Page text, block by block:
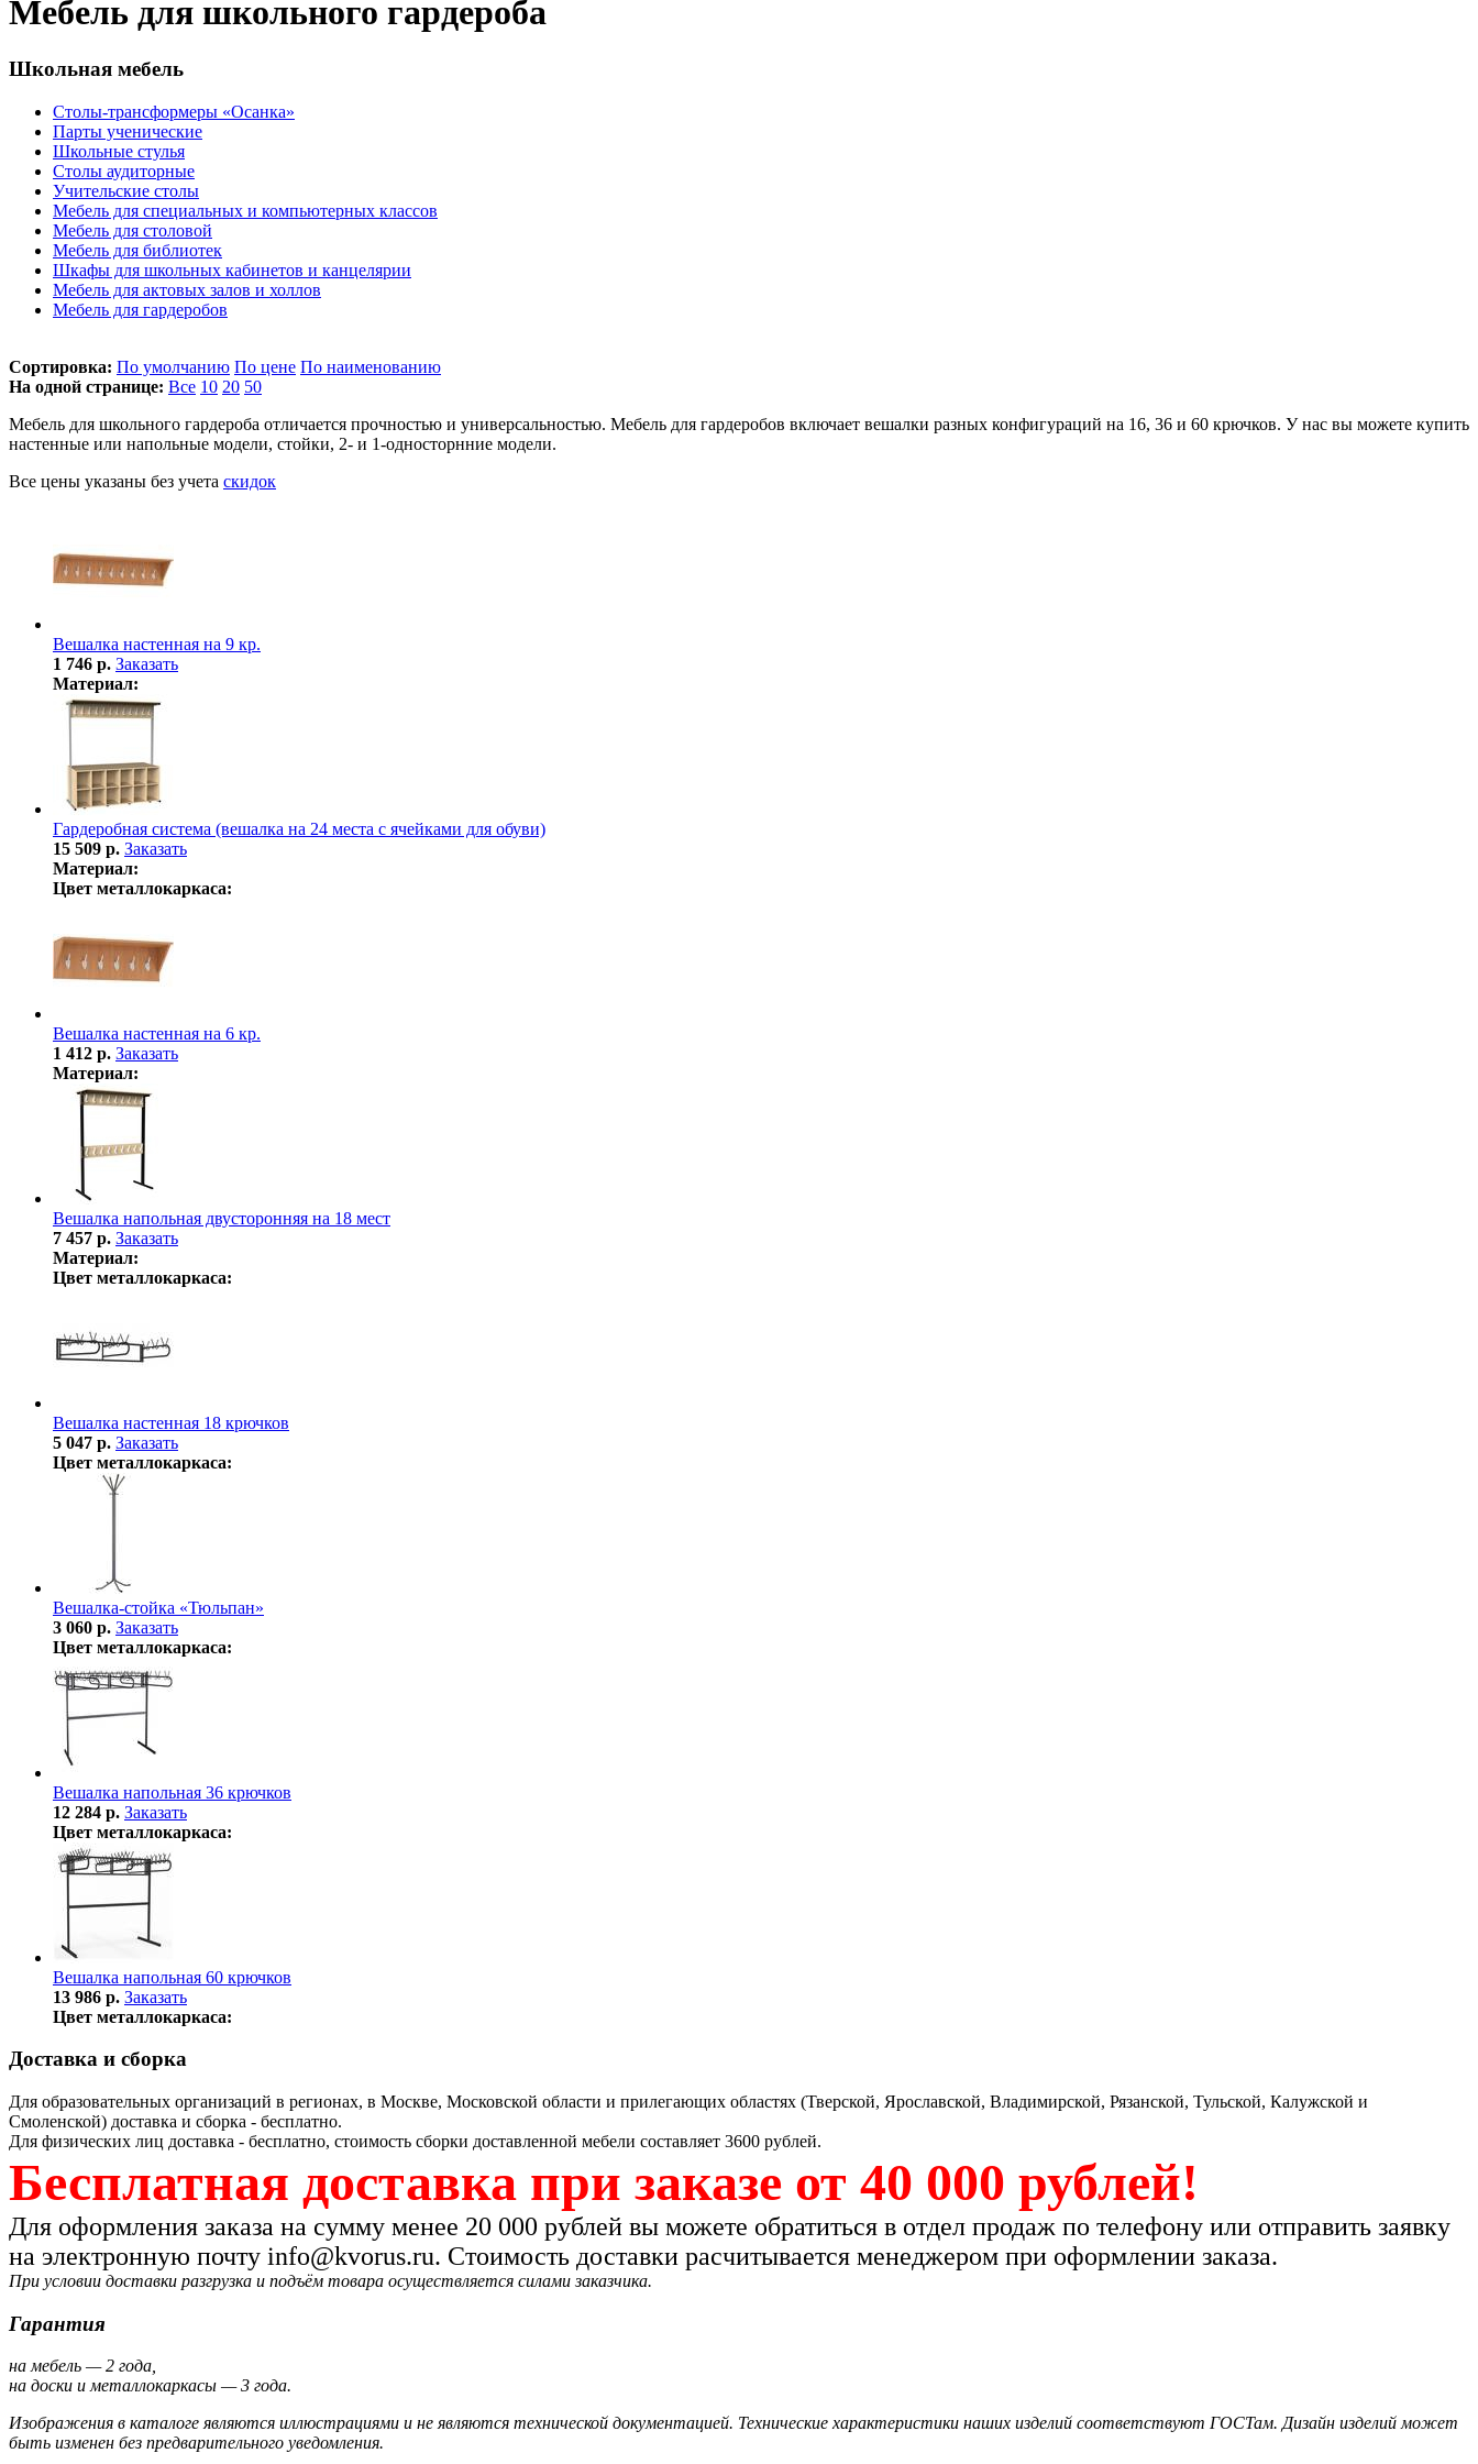
Мебель для школьного гардероба
Школьная мебель
Столы-трансформеры «Осанка»
Парты ученические
Школьные стулья
Столы аудиторные
Учительские столы
Мебель для специальных и компьютерных классов
Мебель для столовой
Мебель для библиотек
Шкафы для школьных кабинетов и канцелярии
Мебель для актовых залов и холлов
Мебель для гардеробов
Сортировка: По умолчанию По цене По наименованию
На одной странице: Все 10 20 50
Мебель для школьного гардероба отличается прочностью и универсальностью. Мебель для гардеробов включает вешалки разных конфигураций на 16, 36 и 60 крючков. У нас вы можете купить
настенные или напольные модели, стойки, 2- и 1-односторнние модели.
Все цены указаны без учета скидок
Вешалка настенная на 9 кр.
1 746 р. Заказать
Материал:
Гардеробная система (вешалка на 24 места с ячейками для обуви)
15 509 р. Заказать
Материал:
Цвет металлокаркаса:
Вешалка настенная на 6 кр.
1 412 р. Заказать
Материал:
Вешалка напольная двусторонняя на 18 мест
7 457 р. Заказать
Материал:
Цвет металлокаркаса:
Вешалка настенная 18 крючков
5 047 р. Заказать
Цвет металлокаркаса:
Вешалка-стойка «Тюльпан»
3 060 р. Заказать
Цвет металлокаркаса:
Вешалка напольная 36 крючков
12 284 р. Заказать
Цвет металлокаркаса:
Вешалка напольная 60 крючков
13 986 р. Заказать
Цвет металлокаркаса:
Доставка и сборка
Для образовательных организаций в регионах, в Москве, Московской области и прилегающих областях (Тверской, Ярославской, Владимирской, Рязанской, Тульской, Калужской и
Смоленской) доставка и сборка - бесплатно.
Для физических лиц доставка - бесплатно, стоимость сборки доставленной мебели составляет 3600 рублей.
Бесплатная доставка при заказе от 40 000 рублей!
Для оформления заказа на сумму менее 20 000 рублей вы можете обратиться в отдел продаж по телефону или отправить заявку
на электронную почту info@kvorus.ru. Стоимость доставки расчитывается менеджером при оформлении заказа.
При условии доставки разгрузка и подъём товара осуществляется силами заказчика.
Гарантия
на мебель — 2 года,
на доски и металлокаркасы — 3 года.
Изображения в каталоге являются иллюстрациями и не являются технической документацией. Технические характеристики наших изделий соответствуют ГОСТам. Дизайн изделий может
быть изменен без предварительного уведомления.